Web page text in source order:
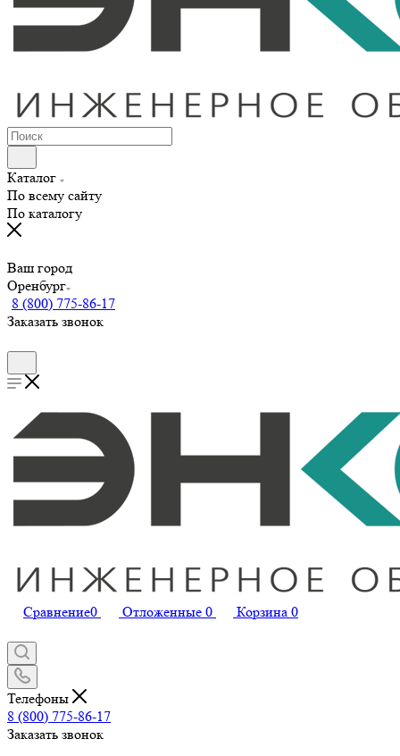
Каталог
По всему сайту
По каталогу
Ваш город
Оренбург
8 (800) 775-86-17
Заказать звонок
Сравнение0 Отложенные 0 Корзина 0
Телефоны
8 (800) 775-86-17
Заказать звонок